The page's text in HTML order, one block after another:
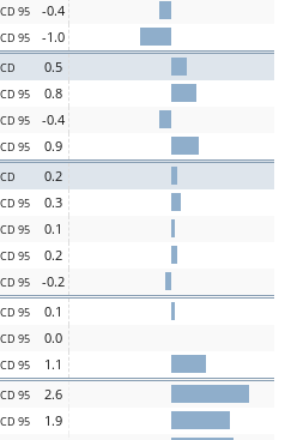
CD 95
-0.4
CD 95
-1.0
CD 0.5
CD 95
0.8
CD 95
-0.4
CD 95
0.9
CD 0.2
CD 95
0.3
CD 95
0.1
CD 95
0.2
CD 95 -0.2
CD 95
0.1
CD 95
0.0
CD 95
1.1
CD 95
2.6
CD 95
1.9